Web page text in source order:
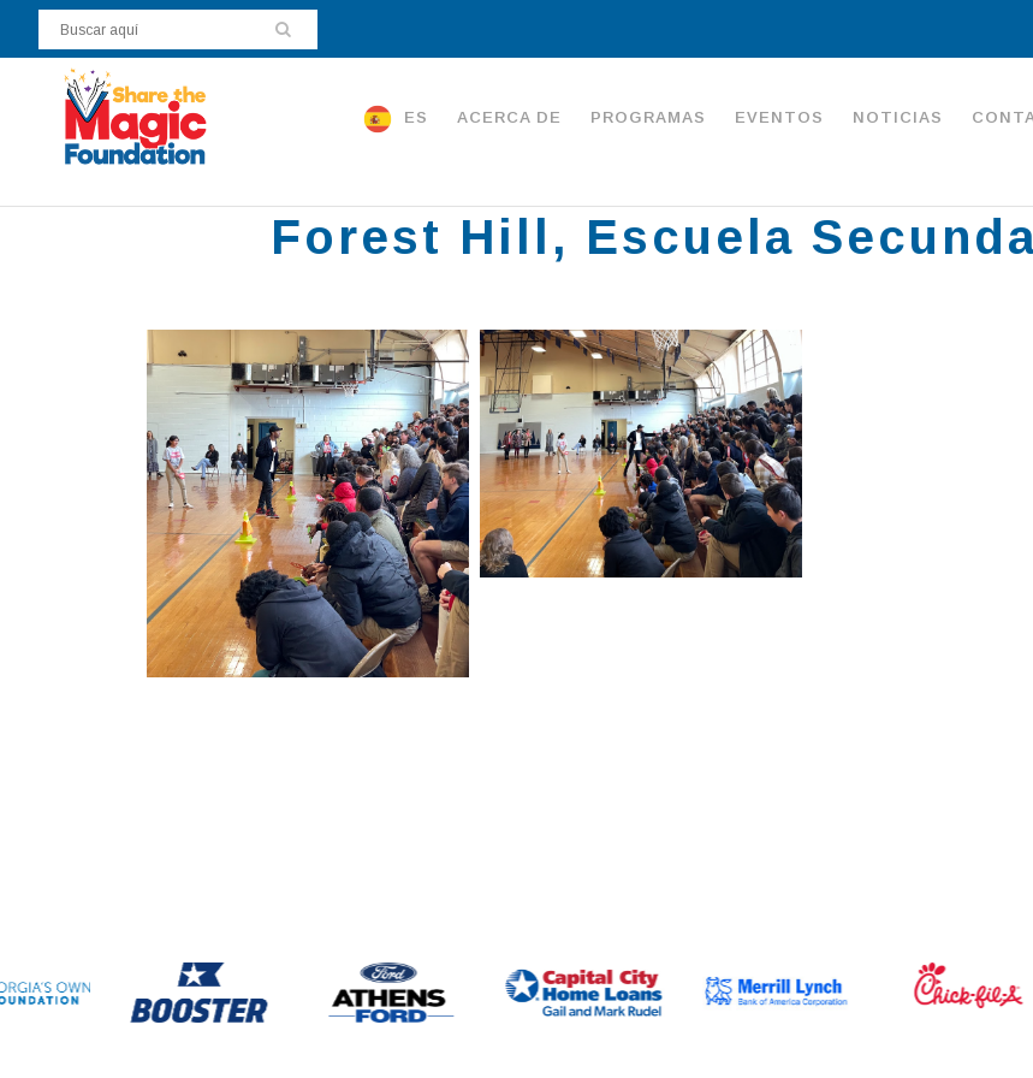
ES ACERCA DE PROGRAMAS EVENTOS NOTICIAS
Forest Hill, Escuela